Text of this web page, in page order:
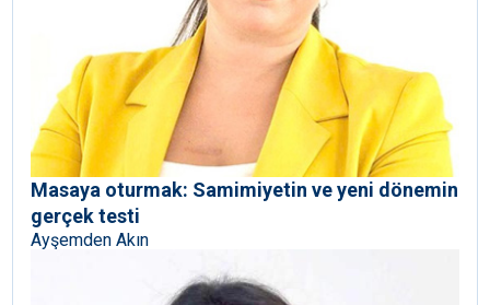
Masaya oturmak: Samimiyetin ve yeni dönemin
gerçek testi
Ayşemden Akın